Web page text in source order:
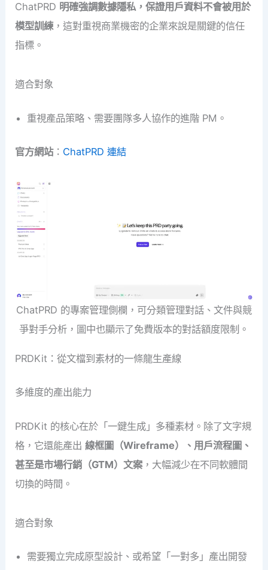
ChatPRD 明確強調數據隱私，保證用戶資料不會被用於
模型訓練，這對重視商業機密的企業來說是關鍵的信任
指標。
適合對象
重視產品策略、需要團隊多人協作的進階 PM。
官方網站： ChatPRD 連結
ChatPRD 的專案管理側欄，可分類管理對話、文件與競
爭對手分析，圖中也顯示了免費版本的對話額度限制。
PRDKit：從文檔到素材的一條龍生產線
多維度的產出能力
PRDKit 的核心在於「一鍵生成」多種素材。除了文字規
格，它還能產出線框圖（Wireframe）、用戶流程圖、
甚至是市場行銷（GTM）文案，大幅減少在不同軟體間
切換的時間。
適合對象
需要獨立完成原型設計、或希望「一對多」產出開發